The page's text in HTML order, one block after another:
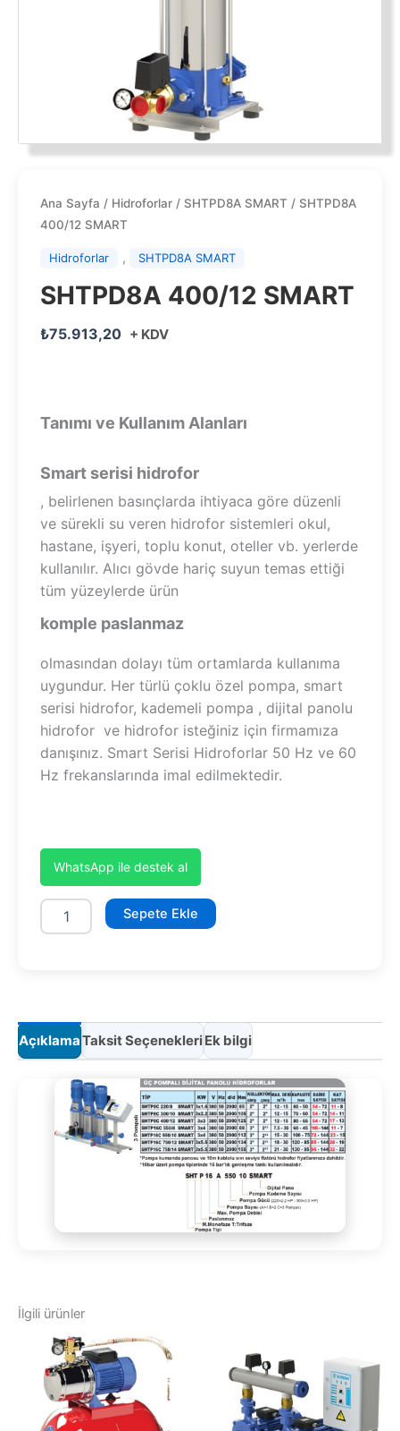
Ana Sayfa / Hidroforlar / SHTPD8A SMART / SHTPD8A
400/12 SMART
Hidroforlar , SHTPD8A SMART
SHTPD8A 400/12 SMART
₺75.913,20 + KDV
Tanımı ve Kullanım Alanları
Smart serisi hidrofor
, belirlenen basınçlarda ihtiyaca göre düzenli
ve sürekli su veren hidrofor sistemleri okul,
hastane, işyeri, toplu konut, oteller vb. yerlerde
kullanılır. Alıcı gövde hariç suyun temas ettiği
tüm yüzeylerde ürün
komple paslanmaz
olmasından dolayı tüm ortamlarda kullanıma
uygundur. Her türlü çoklu özel pompa, smart
serisi hidrofor, kademeli pompa , dijital panolu
hidrofor ve hidrofor isteğiniz için firmamıza
danışınız. Smart Serisi Hidroforlar 50 Hz ve 60
Hz frekanslarında imal edilmektedir.
WhatsApp ile destek al
SHTPD8A
400/12
Sepete Ekle
AçıklamaTaksit SeçenekleriEk bilgi
İlgili ürünler